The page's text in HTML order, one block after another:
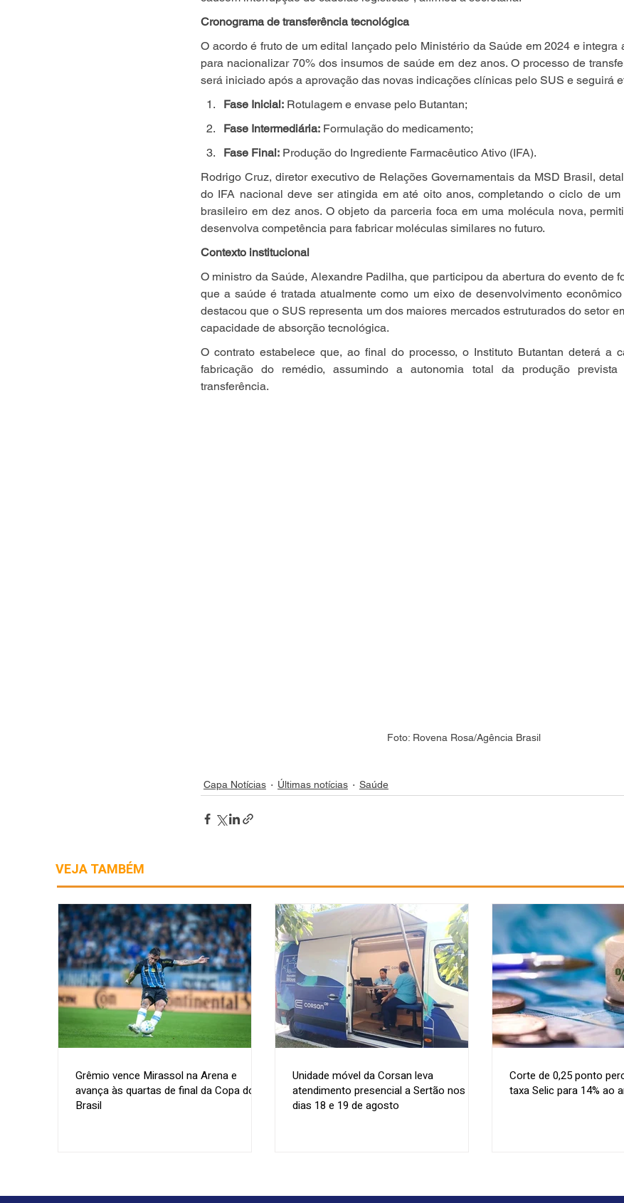
Cronograma de transferência tecnológica
O acordo é fruto de um edital lançado pelo Ministério da Saúde em 2024 e integra
para nacionalizar 70% dos insumos de saúde em dez anos. O processo de
será iniciado após a aprovação das novas indicações clínicas pelo SUS e seguirá
Fase Inicial: Rotulagem e envase pelo Butantan;
Fase Intermediária: Formulação do medicamento;
Fase Final: Produção do Ingrediente Farmacêutico Ativo (IFA).
Rodrigo Cruz, diretor executivo de Relações Governamentais da MSD Brasil,
do IFA nacional deve ser atingida em até oito anos, completando o ciclo de um
brasileiro em dez anos. O objeto da parceria foca em uma molécula nova,
desenvolva competência para fabricar moléculas similares no futuro.
Contexto institucional
O ministro da Saúde, Alexandre Padilha, que participou da abertura do evento de
que a saúde é tratada atualmente como um eixo de desenvolvimento
destacou que o SUS representa um dos maiores mercados estruturados do setor
capacidade de absorção tecnológica.
O contrato estabelece que, ao final do processo, o Instituto Butantan deterá a
fabricação do remédio, assumindo a autonomia total da produção
transferência.
Foto: Rovena Rosa/Agência Brasil
Capa Notícias Últimas notícias Saúde
VEJA TAMBÉM
Grêmio vence Mirassol na Arena e
avança às quartas de final da Copa do
Brasil
Unidade móvel da Corsan leva
atendimento presencial a Sertão nos
dias 18 e 19 de agosto
Corte de 0,25 ponto
taxa Selic para 14% ao